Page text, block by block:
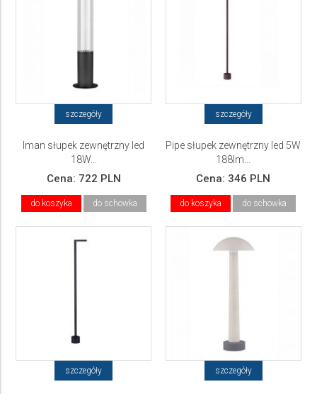
szczegóły
Iman słupek zewnętrzny led
18W...
Cena: 722 PLN
do koszyka do schowka
szczegóły
Pipe słupek zewnętrzny led 5W
188lm...
Cena: 346 PLN
do koszyka do schowka
szczegóły szczegóły